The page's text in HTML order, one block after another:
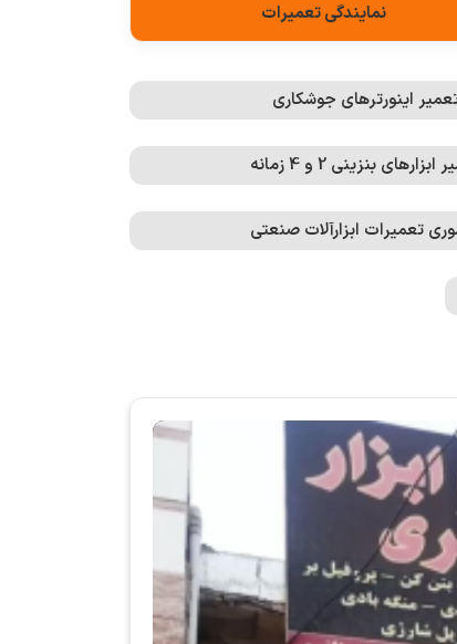
نمایندگی تعمیرات
اینورترهای جوشکاری
بنزینی 2 و 4 زمانه
تعمیرات ابزارآلات صنعتی